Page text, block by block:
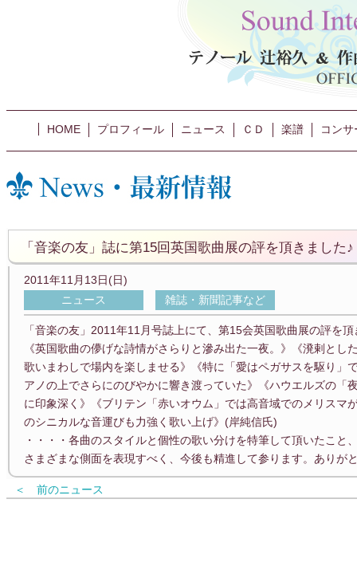
HOME プロフィール ニュース ＣＤ 楽譜 コン
「音楽の友」誌に第15回英国歌曲展の評を頂きました♪
2011年11月13日(日)
ニュース
雑誌・新聞記事など
「音楽の友」2011年11月号誌上にて、第15会英国歌曲展の評を
《英国歌曲の儚げな詩情がさらりと滲み出た一夜。》《溌剌と
歌いまわしで場内を楽しませる》《特に「愛はペガサスを駆り」
アノの上でさらにのびやかに響き渡っていた》《ハウエルズの「
に印象深く》《ブリテン「赤いオウム」では高音域でのメリスマ
のシニカルな音運びも力強く歌い上げ》(岸純信氏)
・・・・各曲のスタイルと個性の歌い分けを特筆して頂いたこと
さまざまな側面を表現すべく、今後も精進して参ります。ありが
＜ 前のニュース